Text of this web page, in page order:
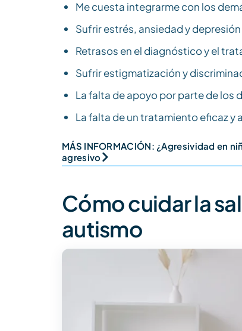
Me cuesta integrarme con los
Sufrir estrés, ansiedad y
Retrasos en el diagnóstico y el
Sufrir estigmatización y
La falta de apoyo por parte de los
La falta de un tratamiento eficaz y
MÁS INFORMACIÓN: ¿Agresividad en
agresivo
Cómo cuidar la
autismo